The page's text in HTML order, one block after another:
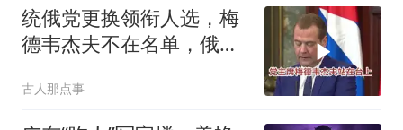
统俄党更换领衔人选，梅
德韦杰夫不在名单，俄政
古人那点事